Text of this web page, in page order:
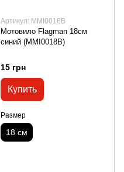
Артикул: MMI0018B
Мотовило Flagman 18см
синий (MMI0018B)
15 грн
Купить
Размер
18 см